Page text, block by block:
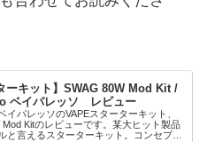
ーキット】SWAG 80W Mod Kit /
ベイパレッソ レビュー
イパレッソのVAPEスターターキット、
Mod Kitのレビューです。某大ヒット製品
と言えるスターターキット。コンセプト